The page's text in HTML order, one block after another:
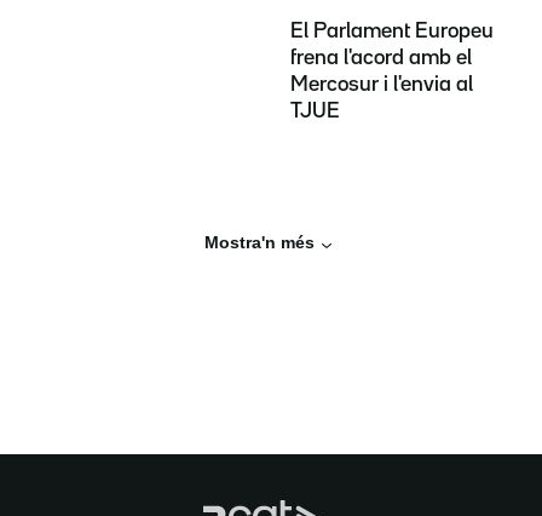
El Parlament Europeu
frena l'acord amb el
Mercosur i l'envia al
TJUE
Mostra'n més